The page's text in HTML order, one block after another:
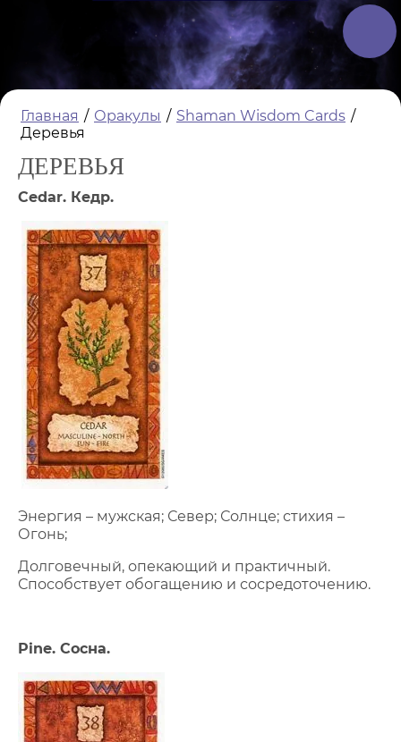
Главная / Оракулы / Shaman Wisdom Cards /
Деревья
ДЕРЕВЬЯ
Cedar. Кедр.
Энергия – мужская; Север; Солнце; стихия –
Огонь;
Долговечный, опекающий и практичный.
Способствует обогащению и сосредоточению.
Pine. Сосна.